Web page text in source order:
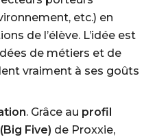
etc.) en
de l’élève. L’idée est
de métiers et de
vraiment à ses goûts
. Grâce au profil
Five) de Proxxie,